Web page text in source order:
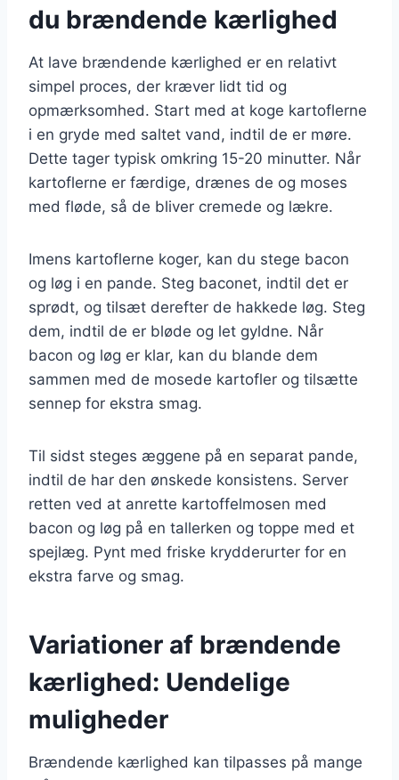
du brændende kærlighed
At lave brændende kærlighed er en relativt
simpel proces, der kræver lidt tid og
opmærksomhed. Start med at koge kartoflerne
i en gryde med saltet vand, indtil de er møre.
Dette tager typisk omkring 15-20 minutter. Når
kartoflerne er færdige, drænes de og moses
med fløde, så de bliver cremede og lækre.
Imens kartoflerne koger, kan du stege bacon
og løg i en pande. Steg baconet, indtil det er
sprødt, og tilsæt derefter de hakkede løg. Steg
dem, indtil de er bløde og let gyldne. Når
bacon og løg er klar, kan du blande dem
sammen med de mosede kartofler og tilsætte
sennep for ekstra smag.
Til sidst steges æggene på en separat pande,
indtil de har den ønskede konsistens. Server
retten ved at anrette kartoffelmosen med
bacon og løg på en tallerken og toppe med et
spejlæg. Pynt med friske krydderurter for en
ekstra farve og smag.
Variationer af brændende
kærlighed: Uendelige
muligheder
Brændende kærlighed kan tilpasses på mange